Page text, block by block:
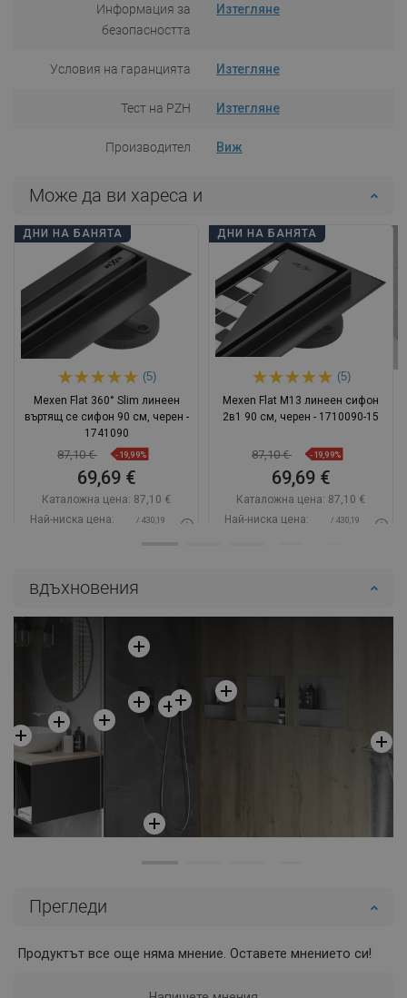
Информация за
безопасността
Изтегляне
Условия на гаранцията Изтегляне
Тест на PZH Изтегляне
Производител Виж
Може да ви хареса и
ДНИ НА БАНЯТА
(5)
Mexen Flat 360° Slim линеен
въртящ се сифон 90 см, черен -
1741090
87,10 € -19,99%
69,69 €
Каталожна цена: 87,10 €
Най-ниска цена:
/ 430,19
Добави в количката
favorite_border Любима
Сравнете
ДНИ НА БАНЯТА
(5)
Mexen Flat M13 линеен сифон
2в1 90 см, черен - 1710090-15
87,10 € -19,99%
69,69 €
Каталожна цена: 87,10 €
Най-ниска цена:
/ 430,19
Добави в количката
favorite_border Любима
Сравнете
вдъхновения
Прегледи
Продуктът все още няма мнение. Оставете мнението си!